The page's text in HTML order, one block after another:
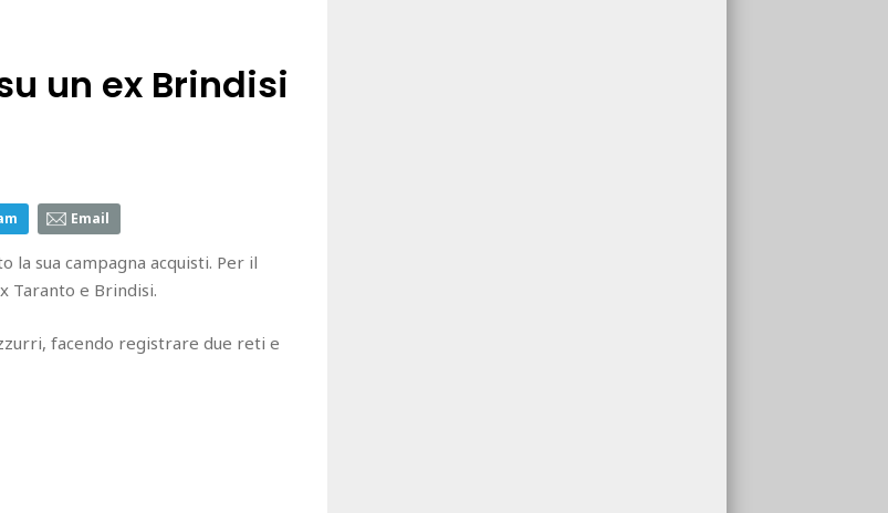
un ex Brindisi
Email
la sua campagna acquisti. Per il
Taranto e Brindisi.
facendo registrare due reti e